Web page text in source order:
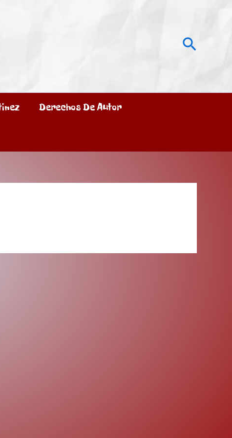
Derechos De Autor